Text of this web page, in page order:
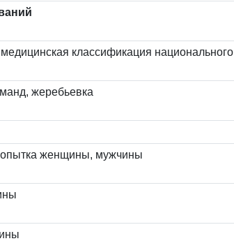
классификация национального
жеребьевка
женщины, мужчины